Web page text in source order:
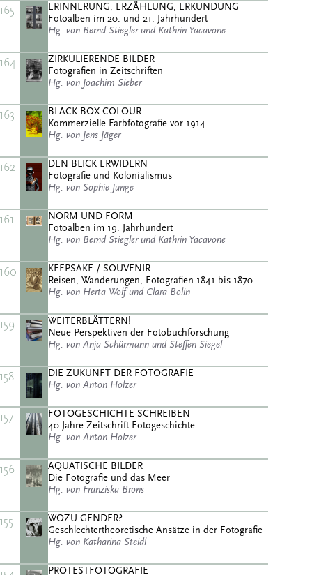
165
ERINNERUNG, ERZÄHLUNG, ERKUNDUNG
Fotoalben im 20. und 21. Jahrhundert
Hg. von Bernd Stiegler und Kathrin Yacavone
164
ZIRKULIERENDE BILDER
Fotografien in Zeitschriften
Hg. von Joachim Sieber
163
BLACK BOX COLOUR
Kommerzielle Farbfotografie vor 1914
Hg. von Jens Jäger
162
DEN BLICK ERWIDERN
Fotografie und Kolonialismus
Hg. von Sophie Junge
161
NORM UND FORM
Fotoalben im 19. Jahrhundert
Hg. von Bernd Stiegler und Kathrin Yacavone
160
KEEPSAKE / SOUVENIR
Reisen, Wanderungen, Fotografien 1841 bis 1870
Hg. von Herta Wolf und Clara Bolin
159
WEITERBLÄTTERN!
Neue Perspektiven der Fotobuchforschung
Hg. von Anja Schürmann und Steffen Siegel
158
DIE ZUKUNFT DER FOTOGRAFIE
Hg. von Anton Holzer
157
FOTOGESCHICHTE SCHREIBEN
40 Jahre Zeitschrift Fotogeschichte
Hg. von Anton Holzer
156
AQUATISCHE BILDER
Die Fotografie und das Meer
Hg. von Franziska Brons
155
WOZU GENDER?
Geschlechtertheoretische Ansätze in der Fotografie
Hg. von Katharina Steidl
PROTESTFOTOGRAFIE